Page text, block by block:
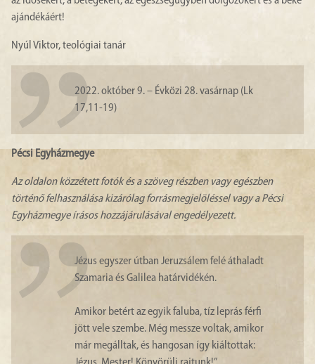
ajándékáért!
Nyúl Viktor, teológiai tanár
2022. október 9. – Évközi 28. vasárnap (Lk
17,11-19)
Pécsi Egyházmegye
Az oldalon közzétett fotók és a szöveg részben vagy egészben
történő felhasználása kizárólag forrásmegjelöléssel vagy a Pécsi
Egyházmegye írásos hozzájárulásával engedélyezett.
Jézus egyszer útban Jeruzsálem felé áthaladt
Szamaria és Galilea határvidékén.
Amikor betért az egyik faluba, tíz leprás férfi
jött vele szembe. Még messze voltak, amikor
már megálltak, és hangosan így kiáltottak: